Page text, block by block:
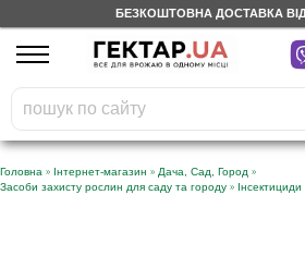
БЕЗКОШТОВНА ДОСТАВКА ВІД
На вашому
бонусному рахунку
грн
Безкоштовно по Україні
Головна » Інтернет-магазин » Дача, Сад, Город »
Засоби захисту рослин для саду та городу »